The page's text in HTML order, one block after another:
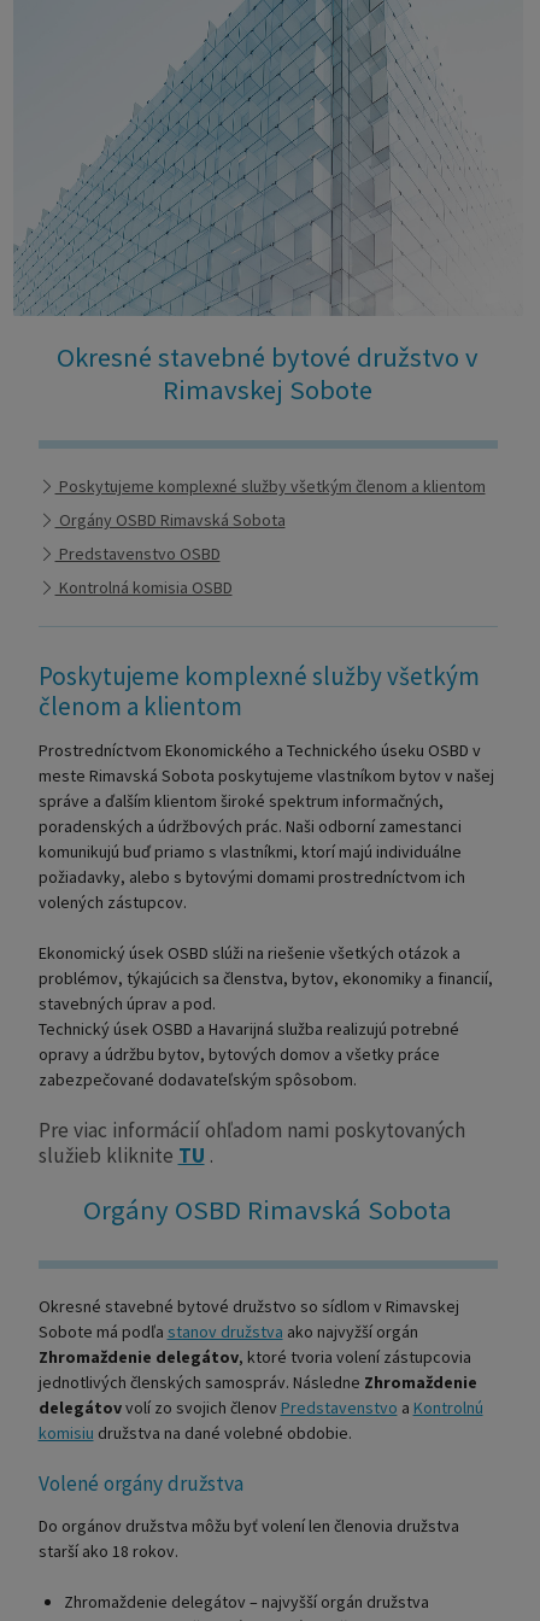
Okresné stavebné bytové družstvo v
Rimavskej Sobote
Poskytujeme komplexné služby všetkým členom a klientom
Orgány OSBD Rimavská Sobota
Predstavenstvo OSBD
Kontrolná komisia OSBD
Poskytujeme komplexné služby všetkým
členom a klientom
Prostredníctvom Ekonomického a Technického úseku OSBD v
meste Rimavská Sobota poskytujeme vlastníkom bytov v našej
správe a ďalším klientom široké spektrum informačných,
poradenských a údržbových prác. Naši odborní zamestanci
komunikujú buď priamo s vlastníkmi, ktorí majú individuálne
požiadavky, alebo s bytovými domami prostredníctvom ich
volených zástupcov.
Ekonomický úsek OSBD slúži na riešenie všetkých otázok a
problémov, týkajúcich sa členstva, bytov, ekonomiky a financií,
stavebných úprav a pod.
Technický úsek OSBD a Havarijná služba realizujú potrebné
opravy a údržbu bytov, bytových domov a všetky práce
zabezpečované dodavateľským spôsobom.
Pre viac informácií ohľadom nami poskytovaných
služieb kliknite TU .
Orgány OSBD Rimavská Sobota
Okresné stavebné bytové družstvo so sídlom v Rimavskej
Sobote má podľa stanov družstva ako najvyžší orgán
Zhromaždenie delegátov, ktoré tvoria volení zástupcovia
jednotlivých členských samospráv. Následne Zhromaždenie
delegátovvolí zo svojich členov Predstavenstvo a Kontrolnú
komisiu družstva na dané volebné obdobie.
Volené orgány družstva
Do orgánov družstva môžu byť volení len členovia družstva
starší ako 18 rokov.
Zhromaždenie delegátov – najvyšší orgán družstva